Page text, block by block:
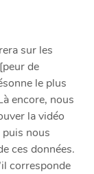
sur les
de
le plus
encore, nous
la vidéo
puis nous
ces données.
corresponde